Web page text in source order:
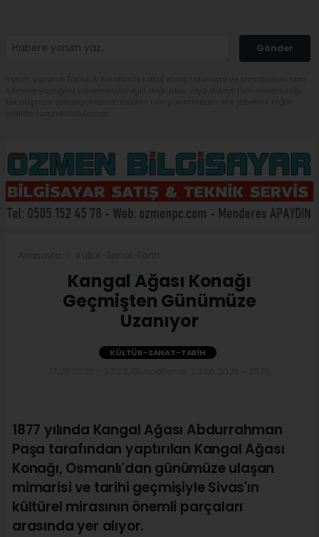
Gönder
Kangal Ağası Konağı
Geçmişten Günümüze
Uzanıyor
KÜLTÜR-SANAT-TARIH
1877 yılında Kangal Ağası Abdurrahman
Paşa tarafından yaptırılan Kangal Ağası
Konağı, Osmanlı'dan günümüze ulaşan
mimarisi ve tarihi geçmişiyle Sivas'ın
kültürel mirasının önemli parçaları
arasında yer alıyor.